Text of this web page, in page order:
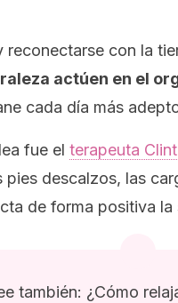
reconectarse con la
actúen en el
cada día más
fue el terapeuta
descalzos, las
de forma positiva la
también: ¿Cómo